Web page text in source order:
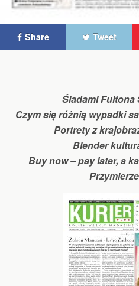
Share Tweet
Śladami Fultona
Czym się różnią wypadki
Portrety z
Blender
Buy now – pay later, a